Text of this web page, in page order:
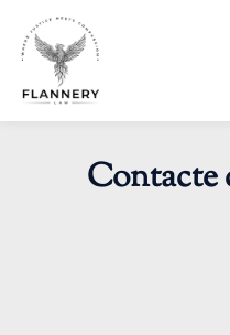
contenido
Contacte